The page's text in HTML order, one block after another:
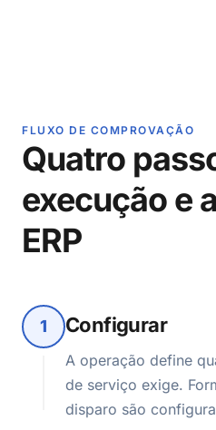
FLUXO DE COMPROVAÇÃO
Quatro
execução e
ERP
1 Configurar
A operação define
de serviço exige.
disparo são